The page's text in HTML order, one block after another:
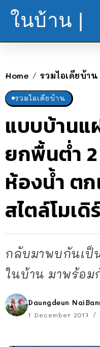
ในบ้าน |
Home / รวมไอเดียบ้าน
รวมไอเดียบ้าน
แบบบ้านแ
ยกพื้นต่ำ
ห้องน้ำ ต
สไตล์โมเดิ
กลับมาพบกันเป็
ในบ้าน มาพร้อ
Daungdeun
1 December 2017